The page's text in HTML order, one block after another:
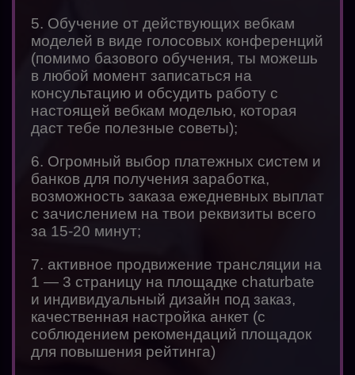
5. Обучение от действующих вебкам
моделей в виде голосовых конференций
(помимо базового обучения, ты можешь
в любой момент записаться на
консультацию и обсудить работу с
настоящей вебкам моделью, которая
даст тебе полезные советы);
6. Огромный выбор платежных систем и
банков для получения заработка,
возможность заказа ежедневных выплат
с зачислением на твои реквизиты всего
за 15-20 минут;
7. активное продвижение трансляции на
1 — 3 страницу на площадке chaturbate
и индивидуальный дизайн под заказ,
качественная настройка анкет (с
соблюдением рекомендаций площадок
для повышения рейтинга)